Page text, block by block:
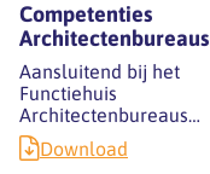
Competenties
Architectenbureaus
Aansluitend bij het
Functiehuis
Architectenbureaus…
Download